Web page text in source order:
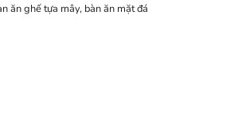
ăn ghế tựa mây, bàn ăn mặt đá